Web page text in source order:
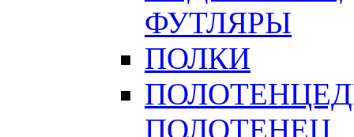
ФУТЛЯРЫ
ПОЛКИ
ПОЛОТЕНЕЦ